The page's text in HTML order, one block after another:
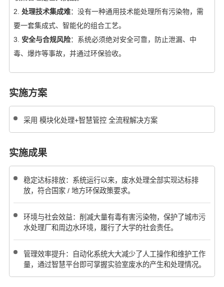
2.处理技术集成难：没有一种通用技术能处理所有污染物，需
要一套集成式、智能化的组合工艺。
3. 安全与合规风险：系统必须绝对安全可靠，防止泄漏、中
毒、爆炸等事故，并通过环保验收。
实施方案
采用 模块化处理+智慧管控 全流程解决方案
实施成果
稳定达标排放：系统运行以来，废水处理全部实现达标排
放，符合国家 / 地方环保政策要求。
环境与社会效益：削减大量有毒有害污染物，保护了城市污
水处理厂和周边水环境，履行了大学的社会责任。
管理效率提升：自动化系统大大减少了人工操作和维护工作
量，通过智慧平台即可掌握实验室废水的产生和处理情况。